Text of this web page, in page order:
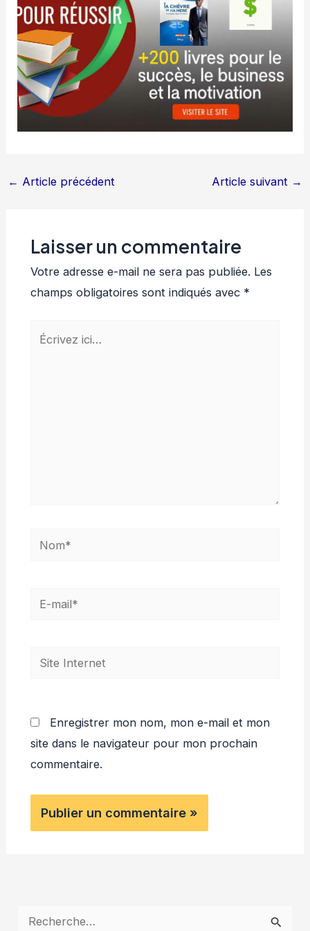
← Article précédent Article suivant →
Laisser un commentaire
Votre adresse e-mail ne sera pas publiée. Les
champs obligatoires sont indiqués avec *
Écrivez
Nom*
E-
Site
Enregistrer mon nom, mon e-mail et mon
site dans le navigateur pour mon prochain
commentaire.